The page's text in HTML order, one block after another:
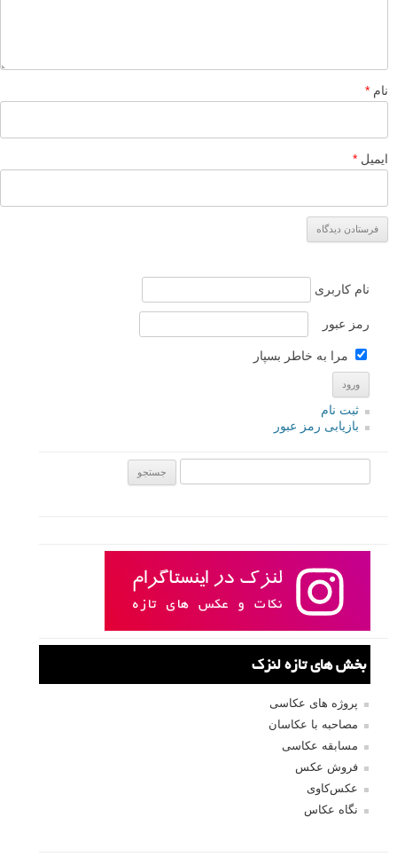
نام *
ایمیل *
نام کاربری
رمز عبور
مرا به خاطر بسپار
ثبت نام
بازیابی رمز عبور
بخش های تازه لنزک
پروژه های عکاسی
مصاحبه با عکاسان
مسابقه عکاسی
فروش عکس
عکس‌کاوی
نگاه عکاس